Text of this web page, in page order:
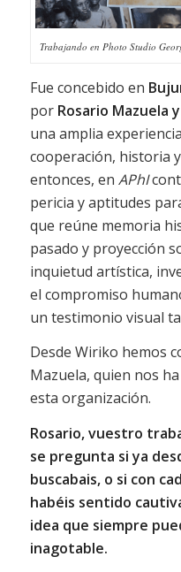
Trabajando en Photo Studio
Fue concebido en
por Rosario Mazuela
una amplia
cooperación, historia
entonces, en APhI
pericia y aptitudes
que reúne memoria
pasado y proyección
inquietud artística,
el compromiso
un testimonio visual
Desde Wiriko hemos
Mazuela, quien nos
esta organización.
Rosario, vuestro
se pregunta si ya
buscabais, o si con
habéis sentido
idea que siempre
inagotable.